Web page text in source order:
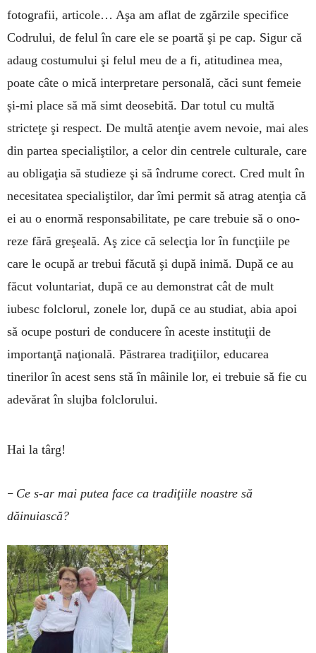
fotografii, articole… Aşa am aflat de zgărzile specifice
Codrului, de felul în care ele se poartă şi pe cap. Sigur că
adaug costumului şi felul meu de a fi, atitudinea mea,
poate câte o mică interpretare personală, căci sunt femeie
şi-mi place să mă simt deosebită. Dar totul cu multă
stricteţe şi respect. De multă atenţie avem nevoie, mai ales
din partea specialiştilor, a celor din centrele culturale, care
au obligaţia să studieze şi să îndrume corect. Cred mult în
necesitatea specialiştilor, dar îmi permit să atrag atenţia că
ei au o enormă responsabilitate, pe care trebuie să o ono­
reze fără greşe­­­ală. Aş zice că selecţia lor în funcţiile pe
care le ocupă ar trebui făcută şi după inimă. După ce au
făcut voluntariat, după ce au demonstrat cât de mult
iubesc folclorul, zonele lor, după ce au studiat, abia apoi
să ocupe posturi de conducere în aceste instituţii de
importanţă naţională. Păstrarea tradiţiilor, educarea
tinerilor în acest sens stă în mâinile lor, ei trebuie să fie cu
adevărat în slujba folclorului.
Hai la târg!
– Ce s-ar mai putea face ca tradiţiile noastre să
dăinuiască?